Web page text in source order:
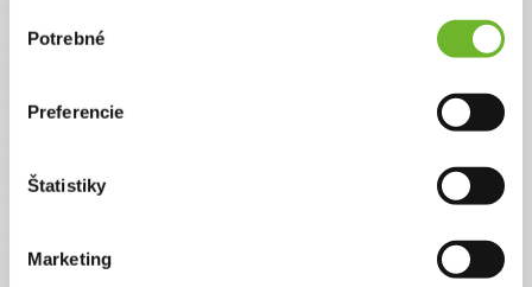
súhlasu
Potrebné
Preferencie
Štatistiky
Marketing